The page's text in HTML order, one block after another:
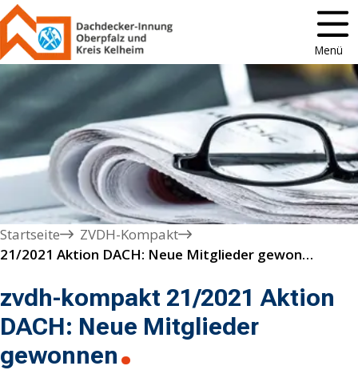
Menü
Startseite
ZVDH-Kompakt
21/2021 Aktion DACH: Neue Mitglieder gewonnen
zvdh-kompakt 21/2021 Aktion
DACH: Neue Mitglieder
gewonnen